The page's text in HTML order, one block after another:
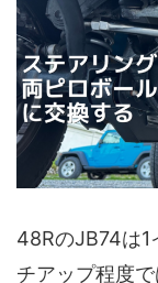
48RのJB74は1
チアップ程度